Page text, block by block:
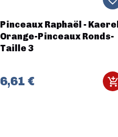
Pinceaux Raphaël - Kaerell
Orange-Pinceaux Ronds-
Taille 3
6,61 €